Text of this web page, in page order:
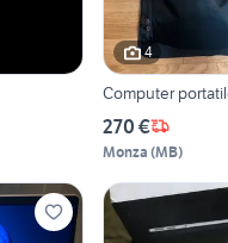
4
270 €
Monza (MB)